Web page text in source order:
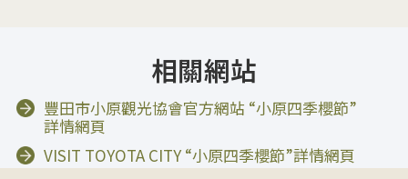
相關網站
豐田市小原觀光協會官方網站 “小原四季櫻節”
詳情網頁
VISIT TOYOTA CITY “小原四季櫻節”詳情網頁